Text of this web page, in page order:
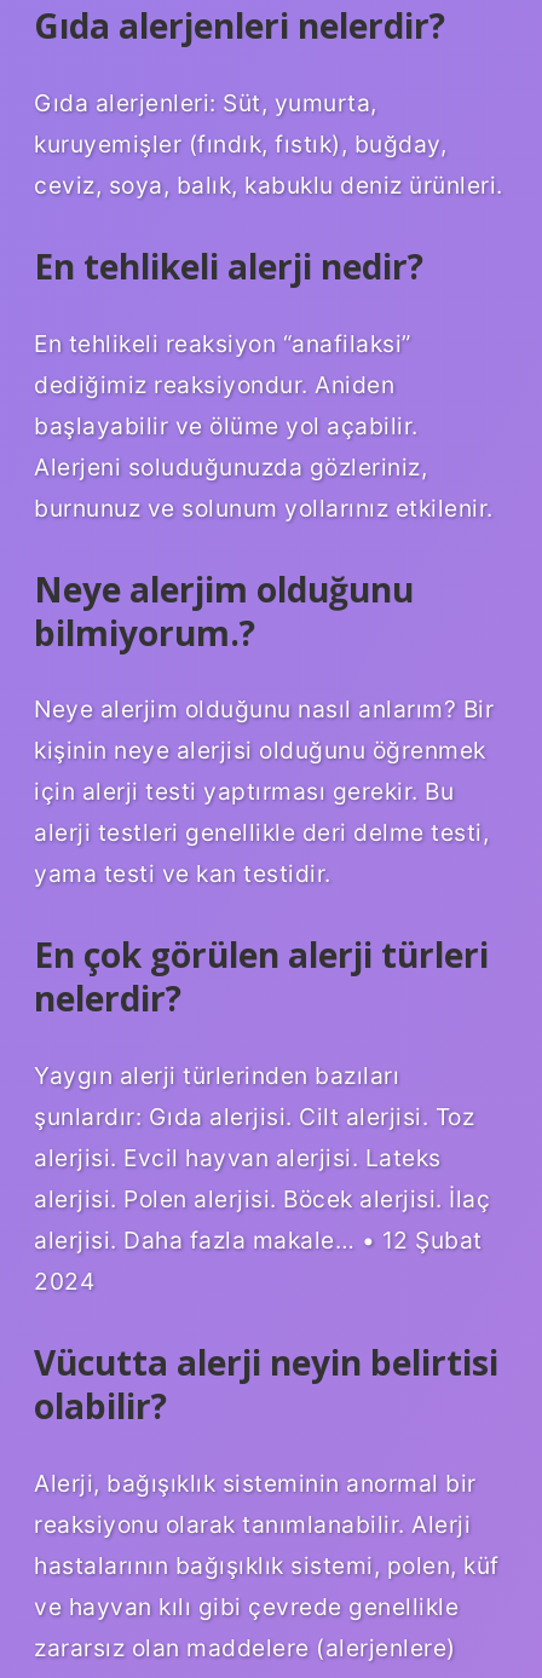
Gıda alerjenleri nelerdir?
Gıda alerjenleri: Süt, yumurta,
kuruyemişler (fındık, fıstık), buğday,
ceviz, soya, balık, kabuklu deniz ürünleri.
En tehlikeli alerji nedir?
En tehlikeli reaksiyon “anafilaksi”
dediğimiz reaksiyondur. Aniden
başlayabilir ve ölüme yol açabilir.
Alerjeni soluduğunuzda gözleriniz,
burnunuz ve solunum yollarınız etkilenir.
Neye alerjim olduğunu
bilmiyorum.?
Neye alerjim olduğunu nasıl anlarım? Bir
kişinin neye alerjisi olduğunu öğrenmek
için alerji testi yaptırması gerekir. Bu
alerji testleri genellikle deri delme testi,
yama testi ve kan testidir.
En çok görülen alerji türleri
nelerdir?
Yaygın alerji türlerinden bazıları
şunlardır: Gıda alerjisi. Cilt alerjisi. Toz
alerjisi. Evcil hayvan alerjisi. Lateks
alerjisi. Polen alerjisi. Böcek alerjisi. İlaç
alerjisi. Daha fazla makale… • 12 Şubat
2024
Vücutta alerji neyin belirtisi
olabilir?
Alerji, bağışıklık sisteminin anormal bir
reaksiyonu olarak tanımlanabilir. Alerji
hastalarının bağışıklık sistemi, polen, küf
ve hayvan kılı gibi çevrede genellikle
zararsız olan maddelere (alerjenlere)